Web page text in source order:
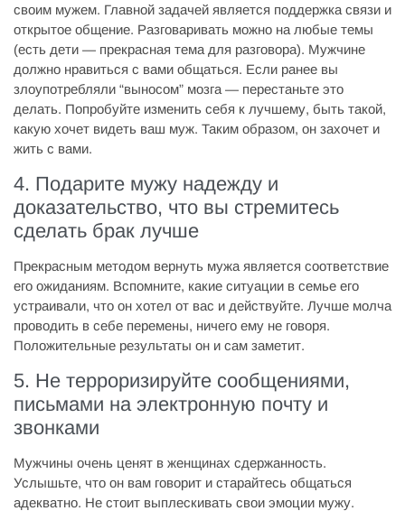
своим мужем. Главной задачей является поддержка связи и
открытое общение. Разговаривать можно на любые темы
(есть дети — прекрасная тема для разговора). Мужчине
должно нравиться с вами общаться. Если ранее вы
злоупотребляли “выносом” мозга — перестаньте это
делать. Попробуйте изменить себя к лучшему, быть такой,
какую хочет видеть ваш муж. Таким образом, он захочет и
жить с вами.
4. Подарите мужу надежду и
доказательство, что вы стремитесь
сделать брак лучше
Прекрасным методом вернуть мужа является соответствие
его ожиданиям. Вспомните, какие ситуации в семье его
устраивали, что он хотел от вас и действуйте. Лучше молча
проводить в себе перемены, ничего ему не говоря.
Положительные результаты он и сам заметит.
5. Не терроризируйте сообщениями,
письмами на электронную почту и
звонками
Мужчины очень ценят в женщинах сдержанность.
Услышьте, что он вам говорит и старайтесь общаться
адекватно. Не стоит выплескивать свои эмоции мужу.